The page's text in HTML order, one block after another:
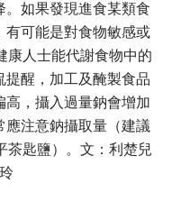
。如果發現進食某類食
有可能是對食物敏感或
康人士能代謝食物中的
提醒，加工及醃製食品
高，攝入過量鈉會增加
應注意鈉攝取量（建議
茶匙鹽）。文：利楚兒